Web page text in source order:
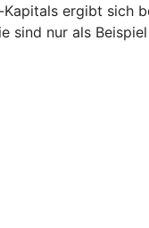
ergibt sich
sind nur als Beispiel